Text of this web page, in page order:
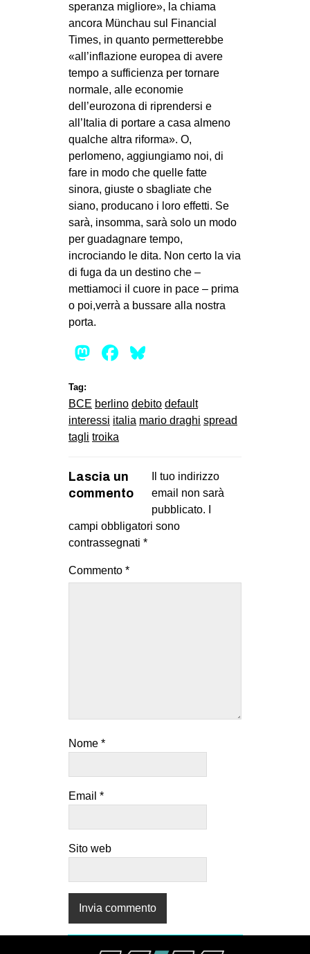
speranza migliore», la chiama
ancora Münchau sul Financial
Times, in quanto permetterebbe
«all’inflazione europea di avere
tempo a sufficienza per tornare
normale, alle economie
dell’eurozona di riprendersi e
all’Italia di portare a casa almeno
qualche altra riforma». O,
perlomeno, aggiungiamo noi, di
fare in modo che quelle fatte
sinora, giuste o sbagliate che
siano, producano i loro effetti. Se
sarà, insomma, sarà solo un modo
per guadagnare tempo,
incrociando le dita. Non certo la via
di fuga da un destino che –
mettiamoci il cuore in pace – prima
o poi,verrà a bussare alla nostra
porta.
Mastodon
Facebook
Tag:
BCE berlino debito default
interessi italia mario draghi spread
tagli troika
Lascia un
commento
Il tuo indirizzo
email non sarà
pubblicato.
campi obbligatori sono
contrassegnati *
Commento *
Nome *
Email *
Sito web